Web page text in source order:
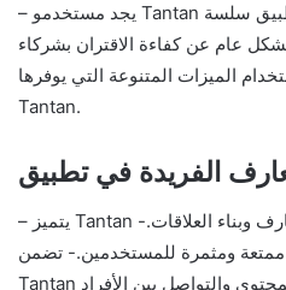
– يجد مستخدمو Tantan في الخليج تجربة استخدام التطبيق سلسة
عام عن كفاءة الاقتران بشركاء
الميزات المتنوعة التي يوفرها
Tantan.
– يتميز Tantan بنهجه الواقعي في تسهيل التعارف وبناء العلاقات.-
ممتعة ومثمرة للمستخدمين.- تضمن